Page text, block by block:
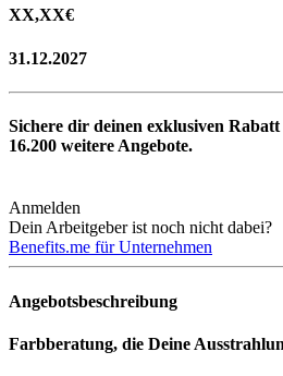
XX,XX€
31.12.2027
Sichere dir deinen exklusiven
16.200 weitere Angebote.
Anmelden
Dein Arbeitgeber ist noch nicht dabei?
Benefits.me für Unternehmen
Angebotsbeschreibung
Farbberatung, die Deine